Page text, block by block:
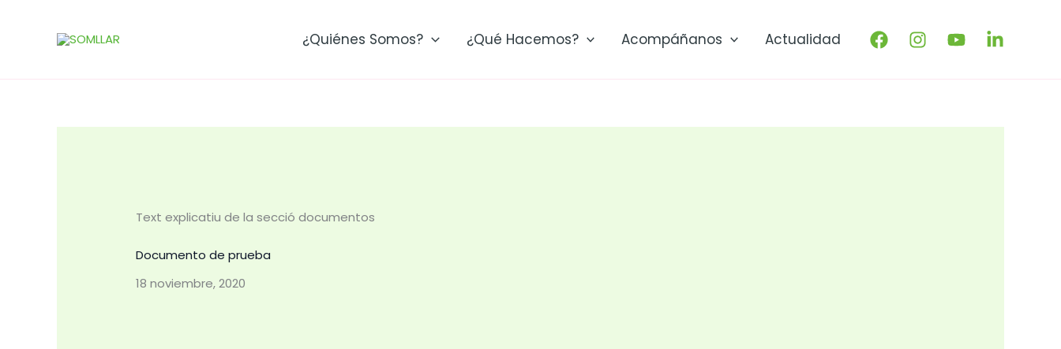
contenido
¿Quiénes Somos? ¿Qué Hacemos? Acompáñanos Actualidad
Text explicatiu de la secció documentos
Documento de prueba
18 noviembre, 2020